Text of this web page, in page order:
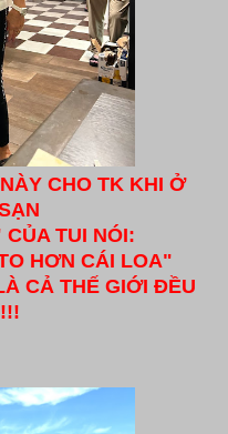
CHO TK KHI Ở
TUI NÓI:
HƠN CÁI LOA"
CẢ THẾ GIỚI ĐỀU